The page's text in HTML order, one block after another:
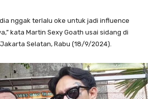
nggak terlalu oke untuk jadi influence
kata Martin Sexy Goath usai sidang di
Selatan, Rabu (18/9/2024).